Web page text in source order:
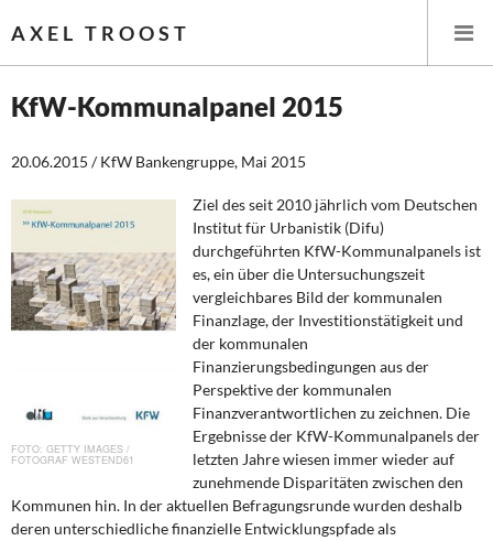
AXEL TROOST
Themen
Leitlinien linker Wirtschafts- und Finanzpolitik
Wirtschaftspolitik
Steuer- und Finanzpolitik
Öffentliche Infrastruktur und Daseinsvorsorge
Eurokrise und Griechenland
DIE LINKE
KfW-Kommunalpanel 2015
20.06.2015 / KfW Bankengruppe, Mai 2015
GETTY IMAGES /
FOTOGRAF WESTEND61
Ziel des seit 2010 jährlich vom Deutschen
Institut für Urbanistik (Difu)
durchgeführten KfW-Kommunalpanels ist
es, ein über die Untersuchungszeit
vergleichbares Bild der kommunalen
Finanzlage, der Investitionstätigkeit und
der kommunalen
Finanzierungsbedingungen aus der
Perspektive der kommunalen
Finanzverantwortlichen zu zeichnen. Die
Ergebnisse der KfW-Kommunalpanels der
letzten Jahre wiesen immer wieder auf
zunehmende Disparitäten zwischen den
Kommunen hin. In der aktuellen Befragungsrunde wurden deshalb
deren unterschiedliche finanzielle Entwicklungspfade als